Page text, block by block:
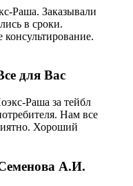
Раша. Заказывали
в сроки.
для Вас
Раша за тейбл
Нам все
Хороший
А.И.